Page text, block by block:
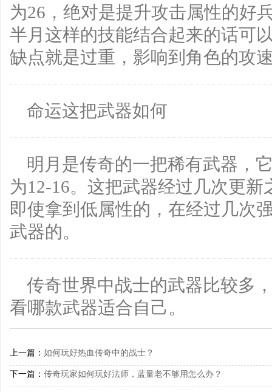
为26，绝对是提升攻击属性的好
半月这样的技能结合起来的话可
缺点就是过重，影响到角色的攻
命运这把武器如何
明月是传奇的一把稀有武器，
为12-16。这把武器经过几次更
即使拿到低属性的，在经过几次
武器的。
传奇世界中战士的武器比较多
看哪款武器适合自己。
上一篇： 如何玩好热血传奇中的战士？
下一篇： 传奇玩家如何玩好法师，蓝量老不够用怎么办？